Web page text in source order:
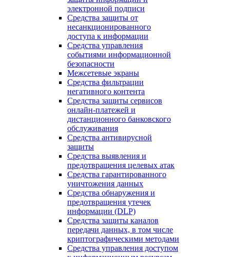
электронной подписи
Средства защиты от
несанкционированного
доступа к информации
Средства управления
событиями информационной
безопасности
Межсетевые экраны
Средства фильтрации
негативного контента
Средства защиты сервисов
онлайн-платежей и
дистанционного банковского
обслуживания
Средства антивирусной
защиты
Средства выявления и
предотвращения целевых атак
Средства гарантированного
уничтожения данных
Средства обнаружения и
предотвращения утечек
информации (DLP)
Средства защиты каналов
передачи данных, в том числе
криптографическими методами
Средства управления доступом